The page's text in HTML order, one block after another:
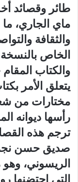
طائر وقصائد
ماي الجاري،
والثقافة
والكتاب المقام
يتعلق الأمر
مختارات من
رأسها ديوانه
ترجم هذه
صديق حسن
الريسوني،
التي احتضنها